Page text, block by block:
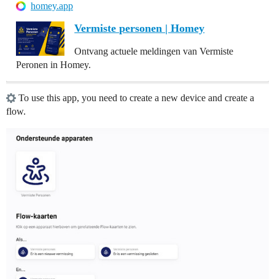
homey.app
Vermiste personen | Homey
Ontvang actuele meldingen van Vermiste
Peronen in Homey.
To use this app, you need to create a new device and create a
flow.